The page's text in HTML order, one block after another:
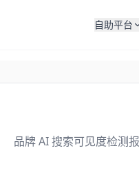
自助平台
品牌 AI 搜索可见度检测